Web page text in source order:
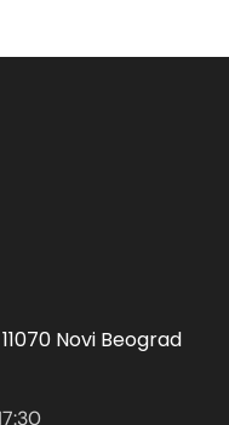
Novi Beograd